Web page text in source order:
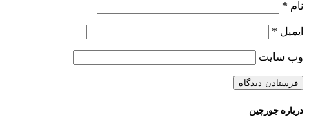
نام *
ایمیل *
وب‌ سایت
درباره جورچین